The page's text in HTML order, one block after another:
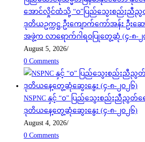
အောင်လှိုင်ထံသို့ “ဝ”ပြည်သွေးစည်းညီညွတ်
ဒုတိယဥက္ကဋ္ဌ ဦးကျောက်ကော်အန်း ဦ
အဖွဲ့က လာရောက်ဂါရဝပြုတွေ့ဆုံ (၄-၈-၂
August 5, 2026/
0 Comments
NSPNC နှင့် “ဝ” ပြည်သွေးစည်းညီညွတ်ရ
ဒုတိယနေ့တွေ့ဆုံဆွေးနွေး (၄-၈-၂၀၂၆)
August 4, 2026/
0 Comments